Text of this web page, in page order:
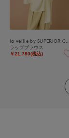
ラップブラウス
￥21,780(税込)